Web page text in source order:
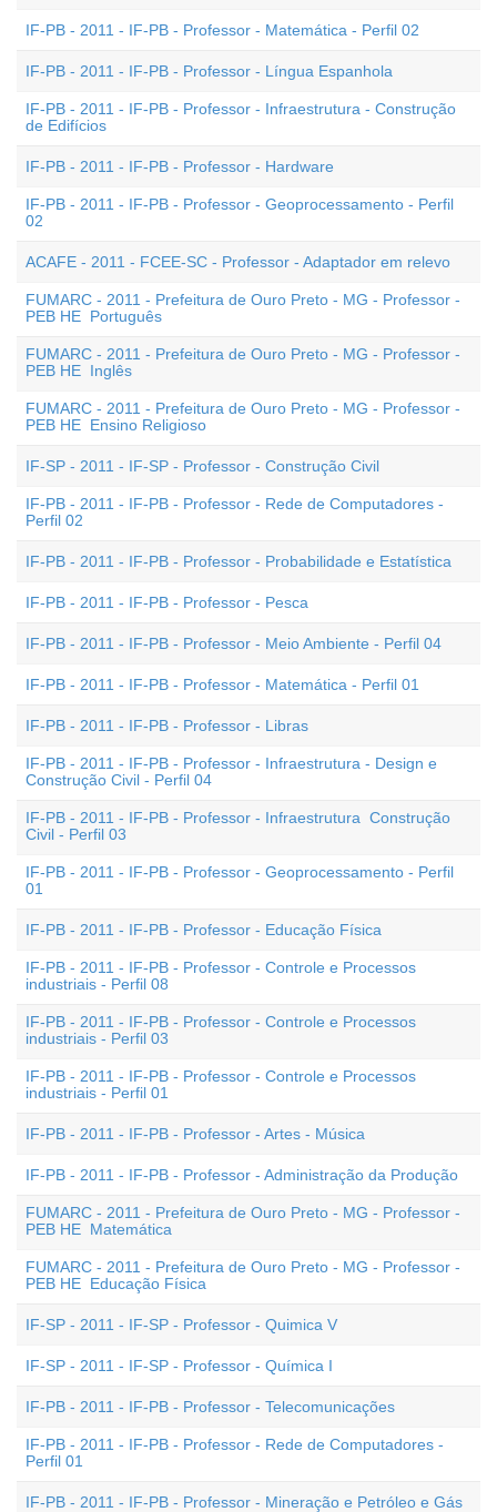
IF-PB - 2011 - IF-PB - Professor - Matemática - Perfil 02
IF-PB - 2011 - IF-PB - Professor - Língua Espanhola
IF-PB - 2011 - IF-PB - Professor - Infraestrutura - Construção
de Edifícios
IF-PB - 2011 - IF-PB - Professor - Hardware
IF-PB - 2011 - IF-PB - Professor - Geoprocessamento - Perfil
02
ACAFE - 2011 - FCEE-SC - Professor - Adaptador em relevo
FUMARC - 2011 - Prefeitura de Ouro Preto - MG - Professor -
PEB HE  Português
FUMARC - 2011 - Prefeitura de Ouro Preto - MG - Professor -
PEB HE  Inglês
FUMARC - 2011 - Prefeitura de Ouro Preto - MG - Professor -
PEB HE  Ensino Religioso
IF-SP - 2011 - IF-SP - Professor - Construção Civil
IF-PB - 2011 - IF-PB - Professor - Rede de Computadores -
Perfil 02
IF-PB - 2011 - IF-PB - Professor - Probabilidade e Estatística
IF-PB - 2011 - IF-PB - Professor - Pesca
IF-PB - 2011 - IF-PB - Professor - Meio Ambiente - Perfil 04
IF-PB - 2011 - IF-PB - Professor - Matemática - Perfil 01
IF-PB - 2011 - IF-PB - Professor - Libras
IF-PB - 2011 - IF-PB - Professor - Infraestrutura - Design e
Construção Civil - Perfil 04
IF-PB - 2011 - IF-PB - Professor - Infraestrutura  Construção
Civil - Perfil 03
IF-PB - 2011 - IF-PB - Professor - Geoprocessamento - Perfil
01
IF-PB - 2011 - IF-PB - Professor - Educação Física
IF-PB - 2011 - IF-PB - Professor - Controle e Processos
industriais - Perfil 08
IF-PB - 2011 - IF-PB - Professor - Controle e Processos
industriais - Perfil 03
IF-PB - 2011 - IF-PB - Professor - Controle e Processos
industriais - Perfil 01
IF-PB - 2011 - IF-PB - Professor - Artes - Música
IF-PB - 2011 - IF-PB - Professor - Administração da Produção
FUMARC - 2011 - Prefeitura de Ouro Preto - MG - Professor -
PEB HE  Matemática
FUMARC - 2011 - Prefeitura de Ouro Preto - MG - Professor -
PEB HE  Educação Física
IF-SP - 2011 - IF-SP - Professor - Quimica V
IF-SP - 2011 - IF-SP - Professor - Química I
IF-PB - 2011 - IF-PB - Professor - Telecomunicações
IF-PB - 2011 - IF-PB - Professor - Rede de Computadores -
Perfil 01
IF-PB - 2011 - IF-PB - Professor - Mineração e Petróleo e Gás